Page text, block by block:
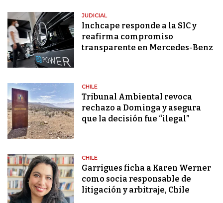
JUDICIAL
Inchcape responde a la SIC y
reafirma compromiso
transparente en Mercedes-Benz
CHILE
Tribunal Ambiental revoca
rechazo a Dominga y asegura
que la decisión fue “ilegal”
CHILE
Garrigues ficha a Karen Werner
como socia responsable de
litigación y arbitraje, Chile